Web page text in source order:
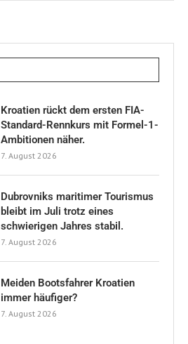
Kroatien rückt dem ersten FIA-
Standard-Rennkurs mit Formel-1-
Ambitionen näher.
7. August 2026
Dubrovniks maritimer Tourismus
bleibt im Juli trotz eines
schwierigen Jahres stabil.
7. August 2026
Meiden Bootsfahrer Kroatien
immer häufiger?
7. August 2026